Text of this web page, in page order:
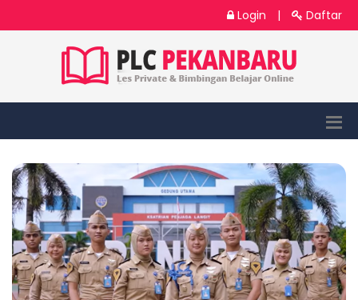
Login | Daftar